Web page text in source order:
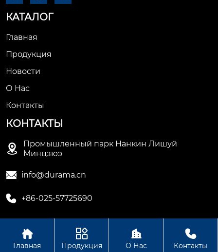
КАТАЛОГ
Главная
Продукция
Новости
О Hас
Контакты
КОНТАКТЫ

Промышленный парк Нанкин Лишуй
Минцзюэ
 info@durama.cn
 +86-025-57725690
Авторское право©ООО компания Нанкин Дулама
машинное оборудование

Главная

Продукция

О Нас

Контакты